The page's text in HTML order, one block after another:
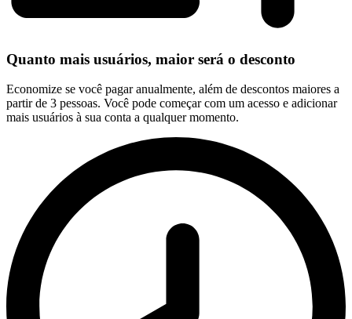
Quanto mais usuários, maior será o desconto
Economize se você pagar anualmente, além de descontos maiores a
partir de 3 pessoas. Você pode começar com um acesso e adicionar
mais usuários à sua conta a qualquer momento.